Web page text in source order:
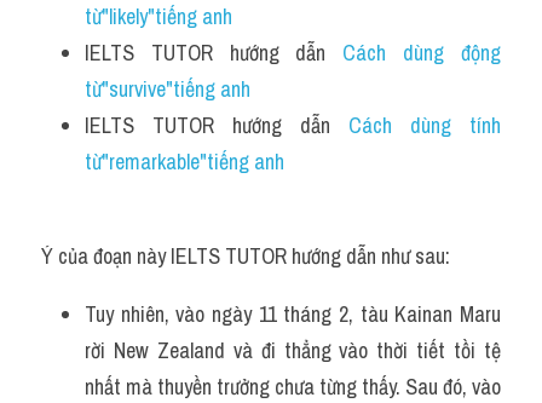
từ"likely"tiếng anh
IELTS TUTOR hướng dẫn Cách dùng động
từ"survive"tiếng anh
IELTS TUTOR hướng dẫn Cách dùng tính
từ"remarkable"tiếng anh
Ý của đoạn này IELTS TUTOR hướng dẫn như sau:
Tuy nhiên, vào ngày 11 tháng 2, tàu Kainan Maru
rời New Zealand và đi thẳng vào thời tiết tồi tệ
nhất mà thuyền trưởng chưa từng thấy. Sau đó, vào